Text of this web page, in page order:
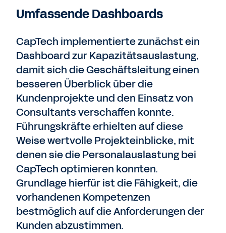
Umfassende Dashboards
CapTech implementierte zunächst ein
Dashboard zur Kapazitätsauslastung,
damit sich die Geschäftsleitung einen
besseren Überblick über die
Kundenprojekte und den Einsatz von
Consultants verschaffen konnte.
Führungskräfte erhielten auf diese
Weise wertvolle Projekteinblicke, mit
denen sie die Personalauslastung bei
CapTech optimieren konnten.
Grundlage hierfür ist die Fähigkeit, die
vorhandenen Kompetenzen
bestmöglich auf die Anforderungen der
Kunden abzustimmen.